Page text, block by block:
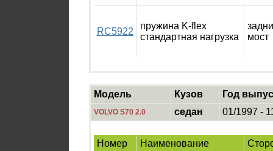
RC5922
пружина K-flex
стандартная нагрузка
мост
Модель Кузов Год
VOLVO S70 2.0 седан 01/1997 -
Номер Наименование